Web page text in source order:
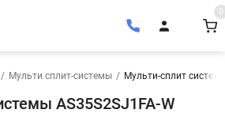
0
/ Мульти сплит-системы / Мульти-сплит
AS35S2SJ1FA-W